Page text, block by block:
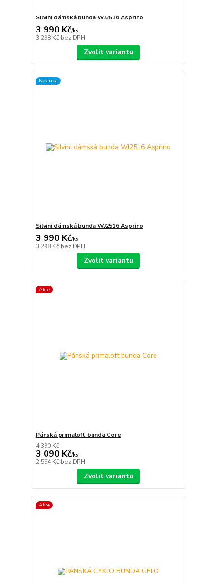
Silvini dámská bunda WJ2516 Asprino
3 990 Kč/ks
3 298 Kč bez DPH
Zvolit variantu
Novinka
Silvini dámská bunda WJ2516 Asprino
3 990 Kč/ks
3 298 Kč bez DPH
Zvolit variantu
Akce
Pánská primaloft bunda Core
4 390 Kč
3 090 Kč/ks
2 554 Kč bez DPH
Zvolit variantu
Akce